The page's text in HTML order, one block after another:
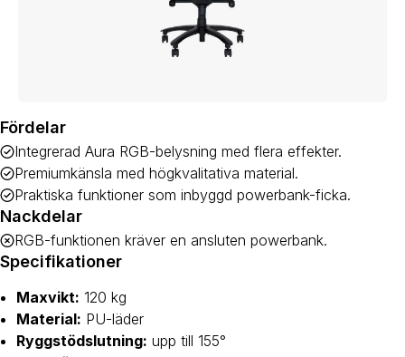
Fördelar
Integrerad Aura RGB-belysning med flera effekter.
Premiumkänsla med högkvalitativa material.
Praktiska funktioner som inbyggd powerbank-ficka.
Nackdelar
RGB-funktionen kräver en ansluten powerbank.
Specifikationer
Maxvikt: 120 kg
Material: PU-läder
Ryggstödslutning: upp till 155°